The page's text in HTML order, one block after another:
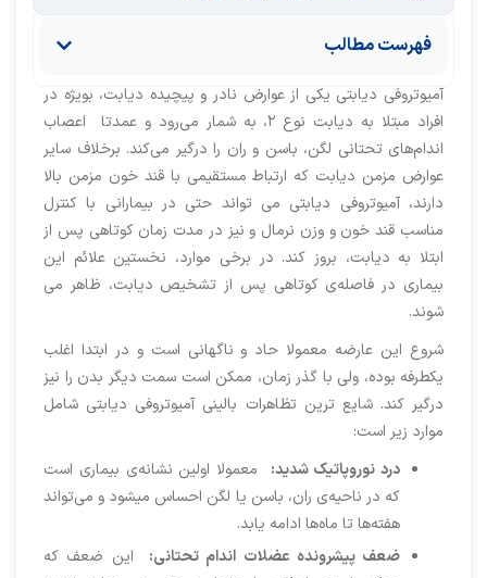
فهرست مطالب
آمیوتروفی دیابتی یکی از عوارض نادر و پیچیده دیابت، بویژه در
افراد مبتلا به دیابت نوع ۲، به شمار می‌رود و عمدتا اعصاب
اندام‌های تحتانی لگن، باسن و ران را درگیر می‌کند. برخلاف سایر
عوارض مزمن دیابت که ارتباط مستقیمی با قند خون مزمن بالا
دارند، آمیوتروفی دیابتی می تواند حتی در بیمارانی با کنترل
مناسب قند خون و وزن نرمال و نیز در مدت زمان کوتاهی پس از
ابتلا به دیابت، بروز کند. در برخی موارد، نخستین علائم این
بیماری در فاصله‌ی کوتاهی پس از تشخیص دیابت، ظاهر می
شوند.
شروع این عارضه معمولا حاد و ناگهانی است و در ابتدا اغلب
یکطرفه بوده، ولی با گذر زمان، ممکن است سمت دیگر بدن را نیز
درگیر کند. شایع ترین تظاهرات بالینی آمیوتروفی دیابتی شامل
موارد زیر است:
درد نوروپاتیک شدید: معمولا اولین نشانه‌ی بیماری است
که در ناحیه‌ی ران، باسن یا لگن احساس میشود و می‌تواند
هفته‌ها تا ماه‌ها ادامه یابد.
ضعف پیشرونده عضلات اندام تحتانی: این ضعف که